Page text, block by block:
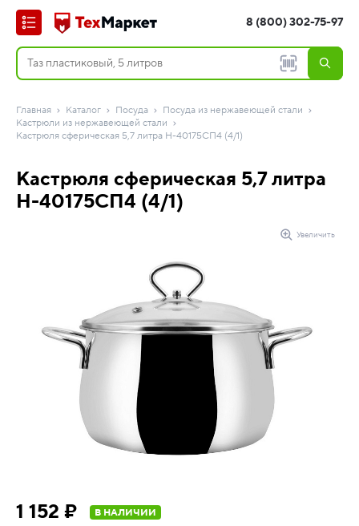
8 (800) 302-75-97
Главная Каталог Посуда
Посуда из нержавеющей стали
Кастрюли из нержавеющей стали
Кастрюля сферическая 5,7 литра Н-40175СП4 (4/1)
Кастрюля сферическая 5,7 литра
Н-40175СП4 (4/1)
Увеличить
1 152 ₽ В НАЛИЧИИ